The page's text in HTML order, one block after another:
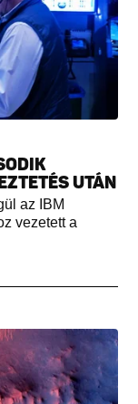
UTÁN
az IBM
vezetett a